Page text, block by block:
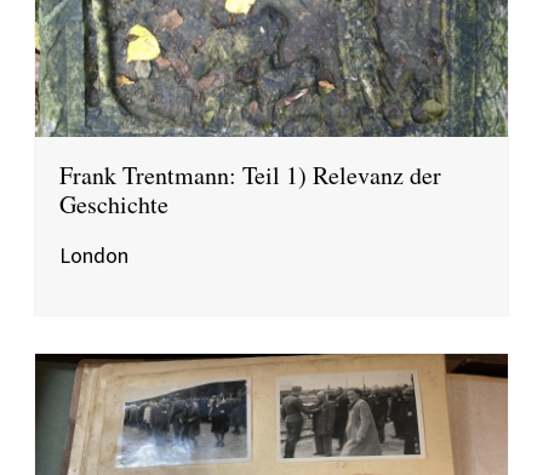
Frank Trentmann: Teil 1) Relevanz der
Geschichte
London